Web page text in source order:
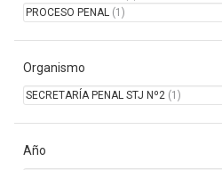
PROCESO PENAL (1)
Organismo
SECRETARÍA PENAL STJ Nº2 (1)
Año